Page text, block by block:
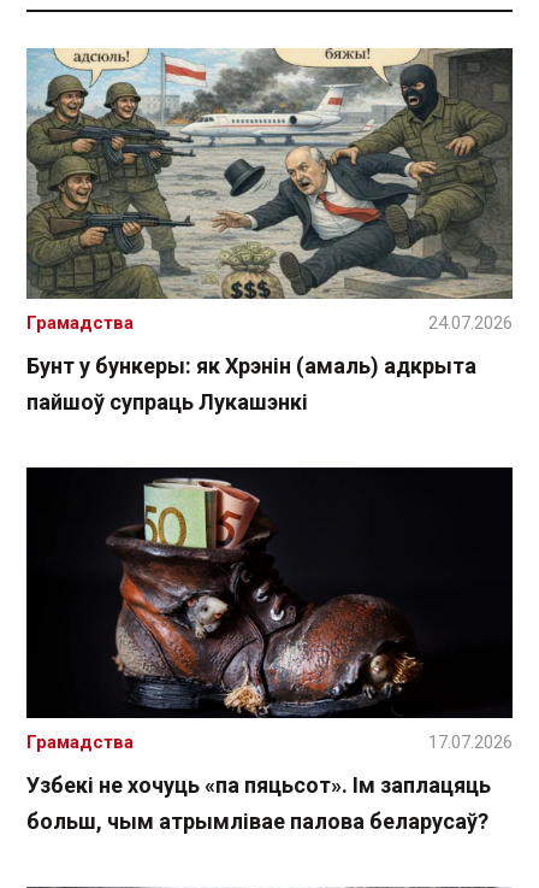
Бунт у бункеры: як Хрэнін (амаль) адкрыта
пайшоў супраць Лукашэнкі
Грамадства 24.07.2026
Узбекі не хочуць «па пяцьсот». Ім заплацяць
больш, чым атрымлівае палова беларусаў?
Грамадства 17.07.2026